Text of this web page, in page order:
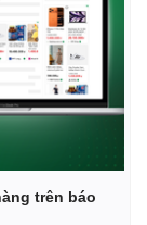
trên báo